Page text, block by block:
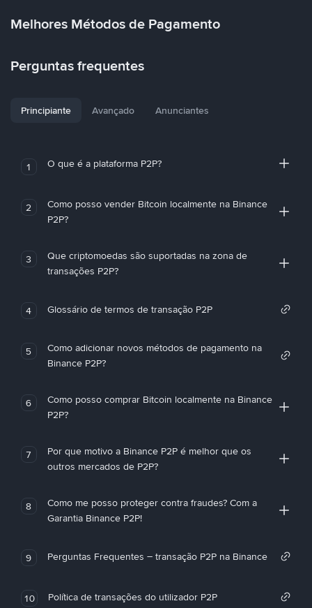
Melhores Métodos de Pagamento
Perguntas frequentes
Principiante Avançado Anunciantes
1 O que é a plataforma P2P?
2
Como posso vender Bitcoin localmente na Binance
P2P?
3
Que criptomoedas são suportadas na zona de
transações P2P?
4 Glossário de termos de transação P2P
5
Como adicionar novos métodos de pagamento na
Binance P2P?
6
Como posso comprar Bitcoin localmente na Binance
P2P?
7
Por que motivo a Binance P2P é melhor que os
outros mercados de P2P?
8
Como me posso proteger contra fraudes? Com a
Garantia Binance P2P!
9 Perguntas Frequentes – transação P2P na Binance
10 Política de transações do utilizador P2P